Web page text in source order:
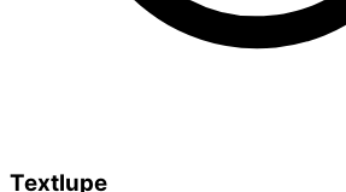
Textlupe